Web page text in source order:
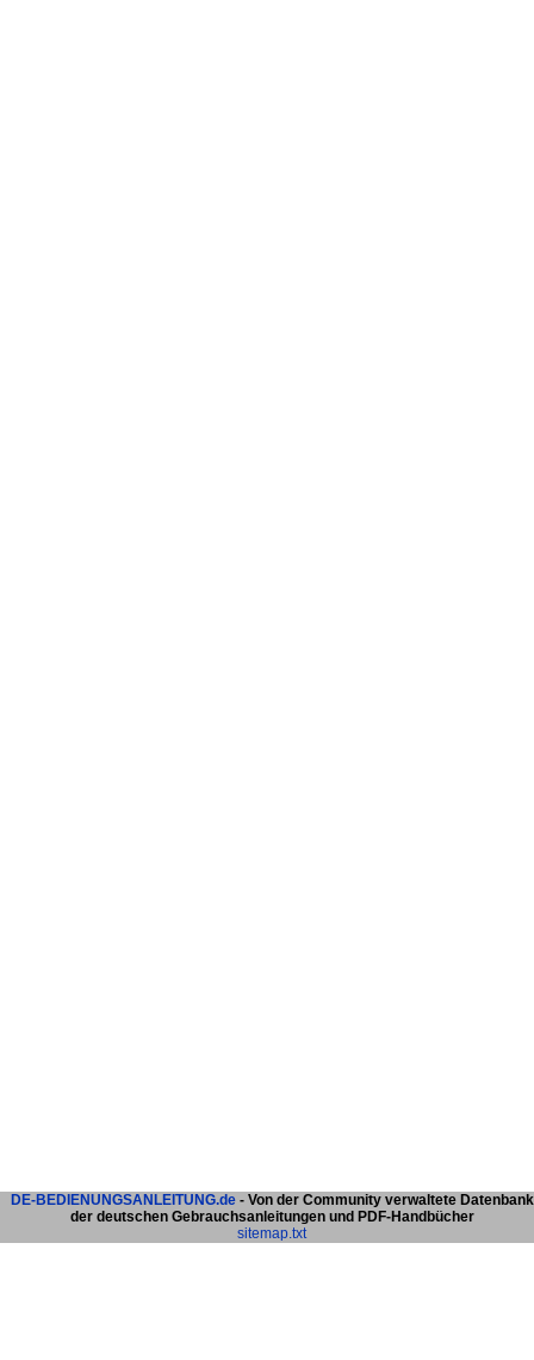
DE-BEDIENUNGSANLEITUNG.de- Von der Community verwaltete Datenbank
der deutschen Gebrauchsanleitungen und PDF-Handbücher
sitemap.txt